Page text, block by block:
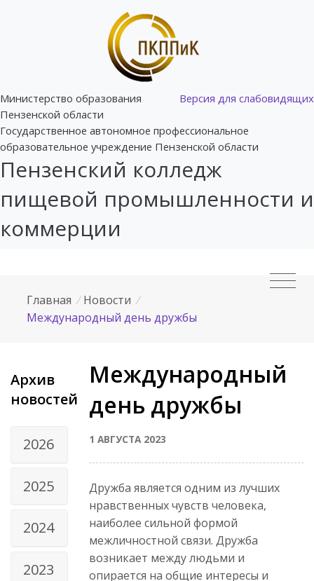
Версия для слабовидящих
Министерство образования
Пензенской области
Государственное автономное профессиональное
образовательное учреждение Пензенской области
Пензенский колледж
пищевой промышленности и
коммерции
Главная / Новости /
Международный день дружбы
Архив
новостей
2026
2025
2024
2023
Международный
день дружбы
1 АВГУСТА 2023
Дружба является одним из лучших
нравственных чувств человека,
наиболее сильной формой
межличностной связи. Дружба
возникает между людьми и
опирается на общие интересы и